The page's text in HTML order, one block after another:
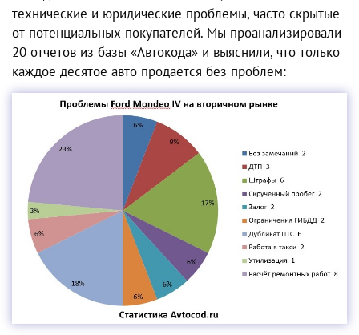
технические и юридические проблемы, часто скрытые
от потенциальных покупателей. Мы проанализировали
20 отчетов из базы «Автокода» и выяснили, что только
каждое десятое авто продается без проблем: